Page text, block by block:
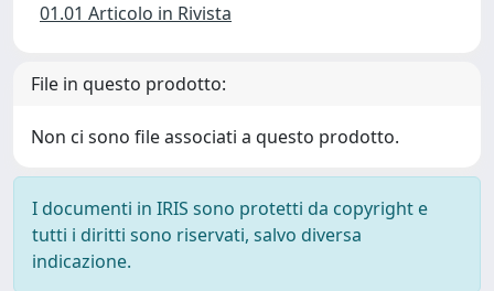
01.01 Articolo in Rivista
File in questo prodotto:
Non ci sono file associati a questo prodotto.
I documenti in IRIS sono protetti da copyright e
tutti i diritti sono riservati, salvo diversa
indicazione.